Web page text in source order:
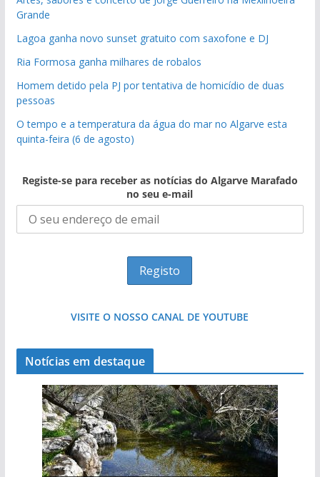
Grande
Lagoa ganha novo sunset gratuito com saxofone e DJ
Ria Formosa ganha milhares de robalos
Homem detido pela PJ por tentativa de homicídio de duas
pessoas
O tempo e a temperatura da água do mar no Algarve esta
quinta-feira (6 de agosto)
Registe-se para receber as notícias do Algarve Marafado
no seu e-mail
VISITE O NOSSO CANAL DE YOUTUBE
Notícias em destaque
Projeto milionário: investimento de 108